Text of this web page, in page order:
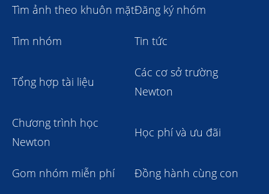
Tìm ảnh theo khuôn mặtĐăng ký nhóm
Tìm nhóm Tin tức
Tổng hợp tài liệu
Các cơ sở trường
Newton
Chương trình học
Newton
Học phí và ưu đãi
Gom nhóm miễn phí Đồng hành cùng con